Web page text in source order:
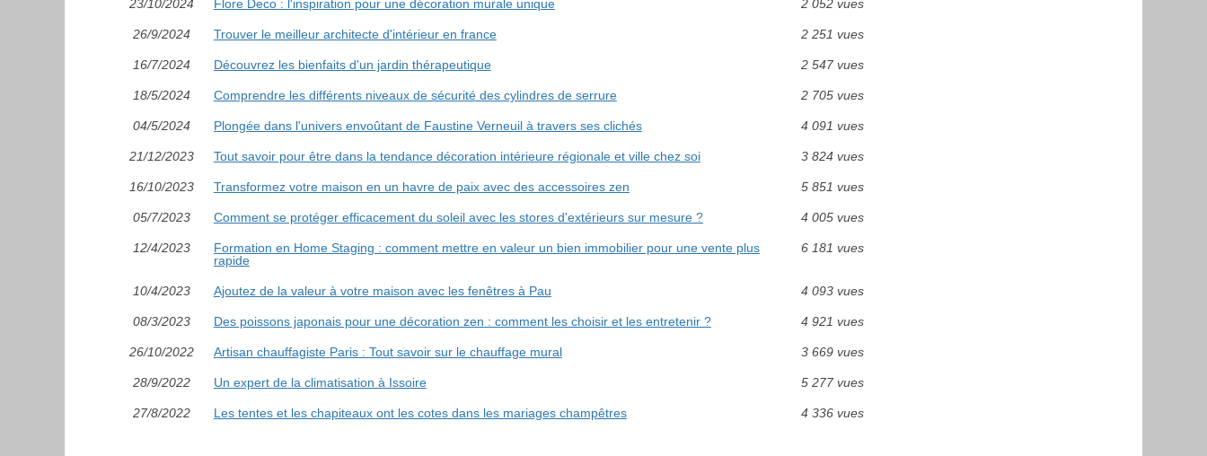
23/10/2024 Flore Deco : l'inspiration pour une décoration murale unique 2 052 vues
26/9/2024 Trouver le meilleur architecte d'intérieur en france 2 251 vues
16/7/2024 Découvrez les bienfaits d'un jardin thérapeutique 2 547 vues
18/5/2024 Comprendre les différents niveaux de sécurité des cylindres de serrure 2 705 vues
04/5/2024 Plongée dans l'univers envoûtant de Faustine Verneuil à travers ses clichés 4 091 vues
21/12/2023 Tout savoir pour être dans la tendance décoration intérieure régionale et ville chez soi 3 824 vues
16/10/2023 Transformez votre maison en un havre de paix avec des accessoires zen 5 851 vues
05/7/2023 Comment se protéger efficacement du soleil avec les stores d'extérieurs sur mesure ? 4 005 vues
12/4/2023
Formation en Home Staging : comment mettre en valeur un bien immobilier pour une vente plus
rapide
6 181 vues
10/4/2023 Ajoutez de la valeur à votre maison avec les fenêtres à Pau 4 093 vues
08/3/2023 Des poissons japonais pour une décoration zen : comment les choisir et les entretenir ? 4 921 vues
26/10/2022 Artisan chauffagiste Paris : Tout savoir sur le chauffage mural 3 669 vues
28/9/2022 Un expert de la climatisation à Issoire 5 277 vues
27/8/2022 Les tentes et les chapiteaux ont les cotes dans les mariages champêtres 4 336 vues